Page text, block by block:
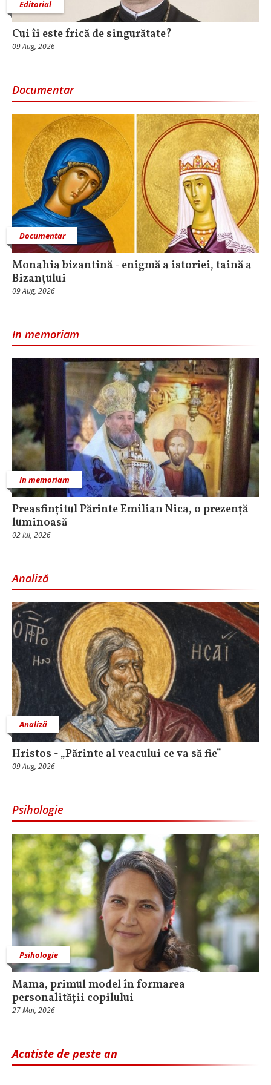
Editorial
Cui îi este frică de singurătate?
09 Aug, 2026
Documentar
Documentar
Monahia bizantină - enigmă a istoriei, taină a
Bizanțului
09 Aug, 2026
In memoriam
In memoriam
Preasfințitul Părinte Emilian Nica, o prezență
luminoasă
02 Iul, 2026
Analiză
Analiză
Hristos - „Părinte al veacului ce va să fie”
09 Aug, 2026
Psihologie
Psihologie
Mama, primul model în formarea
personalității copilului
27 Mai, 2026
Acatiste de peste an